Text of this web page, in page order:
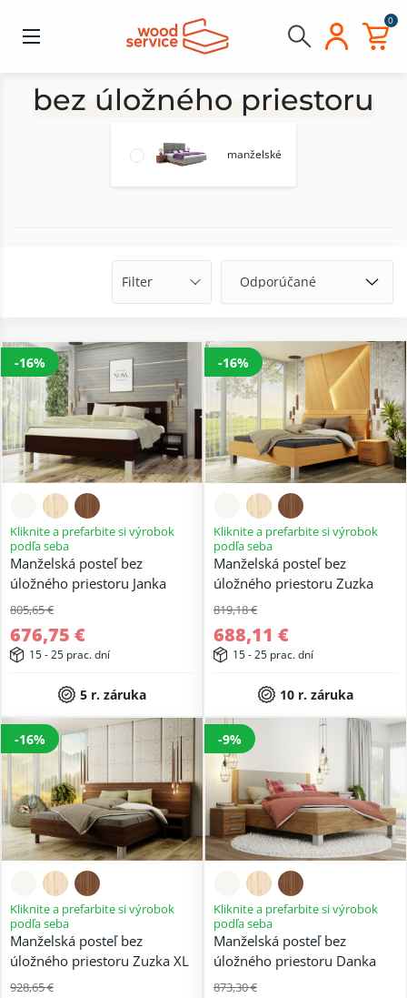
0
bez úložného priestoru
manželské
Filter
-16%
Kliknite a prefarbite si výrobok
podľa seba
Manželská posteľ bez
úložného priestoru Janka
805,65 €
676,75 €
15 - 25 prac. dní
5 r. záruka
-16%
Kliknite a prefarbite si výrobok
podľa seba
Manželská posteľ bez
úložného priestoru Zuzka
819,18 €
688,11 €
15 - 25 prac. dní
10 r. záruka
-16%
Kliknite a prefarbite si výrobok
podľa seba
Manželská posteľ bez
úložného priestoru Zuzka XL
928,65 €
-9%
Kliknite a prefarbite si výrobok
podľa seba
Manželská posteľ bez
úložného priestoru Danka
873,30 €